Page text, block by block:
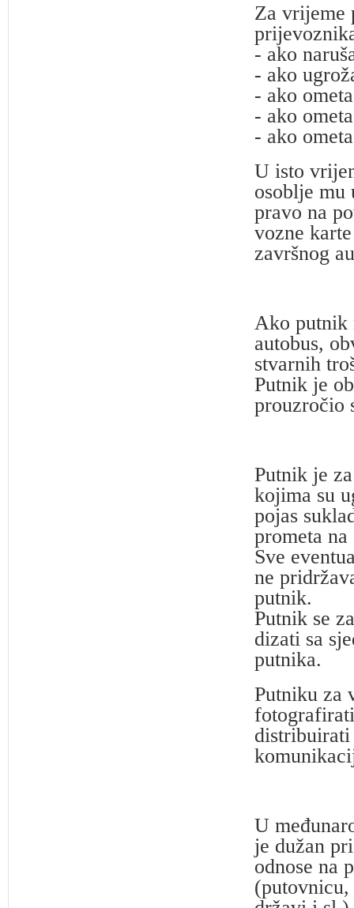
Za vrijeme
- ako
- ako
- ako
- ako
- ako
U isto
osoblje mu
pravo na
vozne
završnog
Ako putnik
autobus,
stvarnih
Putnik je
prouzročio
Putnik je
kojima su
pojas
prometa na
Sve
ne
putnik.
Putnik se
dizati sa
putnika.
Putniku za
U
je dužan
odnose na